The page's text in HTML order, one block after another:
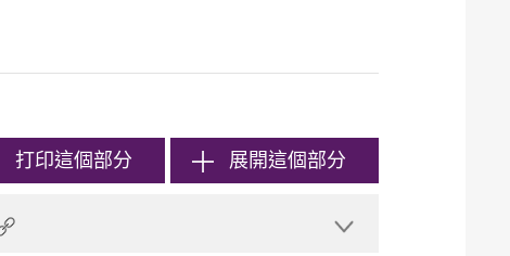
打印這個部分 展開這個部分